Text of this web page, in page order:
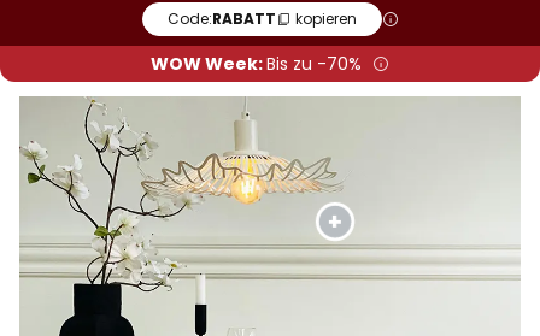
Code:RABATT kopieren
WOW Week:Bis zu -70%